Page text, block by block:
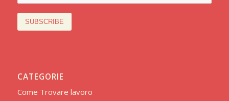
CATEGORIE
Come Trovare lavoro